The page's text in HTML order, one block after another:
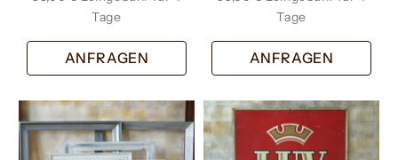
ANFRAGEN ANFRAGEN